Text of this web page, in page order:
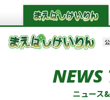
NEWS
ニュース